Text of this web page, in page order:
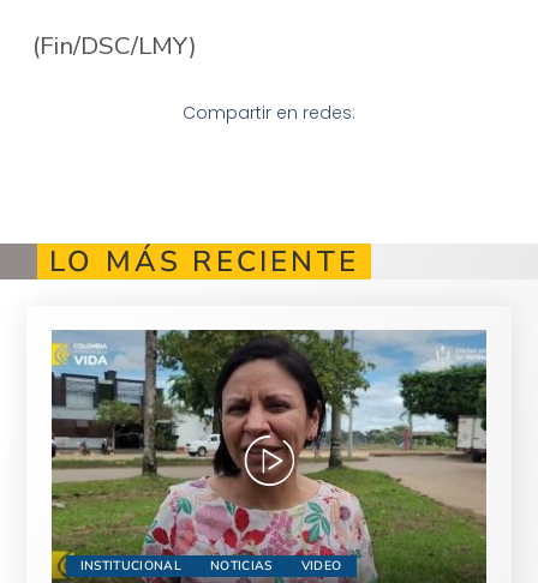
(Fin/DSC/LMY)
Compartir en redes:
LO MÁS RECIENTE
INSTITUCIONAL NOTICIAS VIDEO